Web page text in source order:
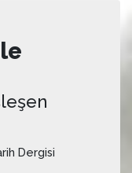
Dergisi